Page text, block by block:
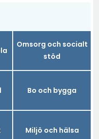
Omsorg och socialt
stöd
Bo och bygga
Miljö och hälsa